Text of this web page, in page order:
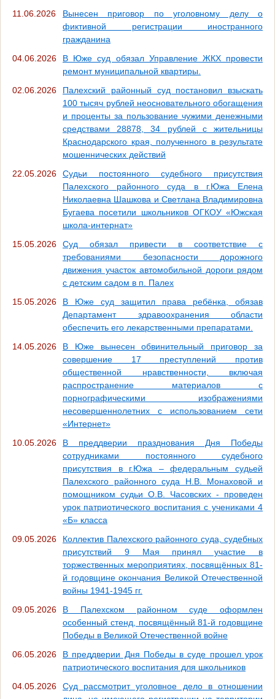
11.06.2026
Вынесен приговор по уголовному делу о
фиктивной регистрации иностранного
гражданина
04.06.2026
В Юже суд обязал Управление ЖКХ провести
ремонт муниципальной квартиры.
02.06.2026
Палехский районный суд постановил взыскать
100 тысяч рублей неосновательного обогащения
и проценты за пользование чужими денежными
средствами 28878, 34 рублей с жительницы
Краснодарского края, полученного в результате
мошеннических действий
22.05.2026
Судьи постоянного судебного присутствия
Палехского районного суда в г.Южа Елена
Николаевна Шашкова и Светлана Владимировна
Бугаева посетили школьников ОГКОУ «Южская
школа-интернат»
15.05.2026
Суд обязал привести в соответствие с
требованиями безопасности дорожного
движения участок автомобильной дороги рядом
с детским садом в п. Палех
15.05.2026
В Юже суд защитил права ребёнка, обязав
Департамент здравоохранения области
обеспечить его лекарственными препаратами.
14.05.2026
В Юже вынесен обвинительный приговор за
совершение 17 преступлений против
общественной нравственности, включая
распространение материалов с
порнографическими изображениями
несовершеннолетних с использованием сети
«Интернет»
10.05.2026
В преддверии празднования Дня Победы
сотрудниками постоянного судебного
присутствия в г.Южа – федеральным судьей
Палехского районного суда Н.В. Монаховой и
помощником судьи О.В. Часовских - проведен
урок патриотического воспитания с учениками 4
«Б» класса
09.05.2026
Коллектив Палехского районного суда, судебных
присутствий 9 Мая принял участие в
торжественных мероприятиях, посвящённых 81-
й годовщине окончания Великой Отечественной
войны 1941-1945 гг.
09.05.2026
В Палехском районном суде оформлен
особенный стенд, посвящённый 81-й годовщине
Победы в Великой Отечественной войне
06.05.2026
В преддверии Дня Победы в суде прошел урок
патриотического воспитания для школьников
04.05.2026
Суд рассмотрит уголовное дело в отношении